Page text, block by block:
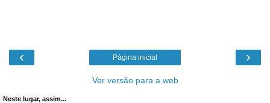
‹ ›
Página inicial
Ver versão para a web
Neste lugar, assim...